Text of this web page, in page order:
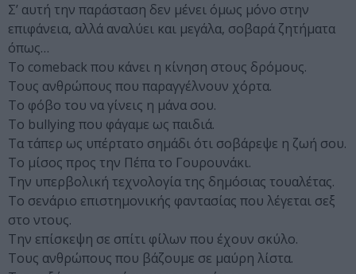
Σ’ αυτή την παράσταση δεν μένει όμως μόνο στην
επιφάνεια, αλλά αναλύει και μεγάλα, σοβαρά ζητήματα
όπως…
Το comeback που κάνει η κίνηση στους δρόμους.
Τους ανθρώπους που παραγγέλνουν χόρτα.
Το φόβο του να γίνεις η μάνα σου.
Το bullying που φάγαμε ως παιδιά.
Τα τάπερ ως υπέρτατο σημάδι ότι σοβάρεψε η ζωή σου.
Το μίσος προς την Πέπα το Γουρουνάκι.
Την υπερβολική τεχνολογία της δημόσιας τουαλέτας.
Το σενάριο επιστημονικής φαντασίας που λέγεται σεξ
στο ντους.
Την επίσκεψη σε σπίτι φίλων που έχουν σκύλο.
Τους ανθρώπους που βάζουμε σε μαύρη λίστα.